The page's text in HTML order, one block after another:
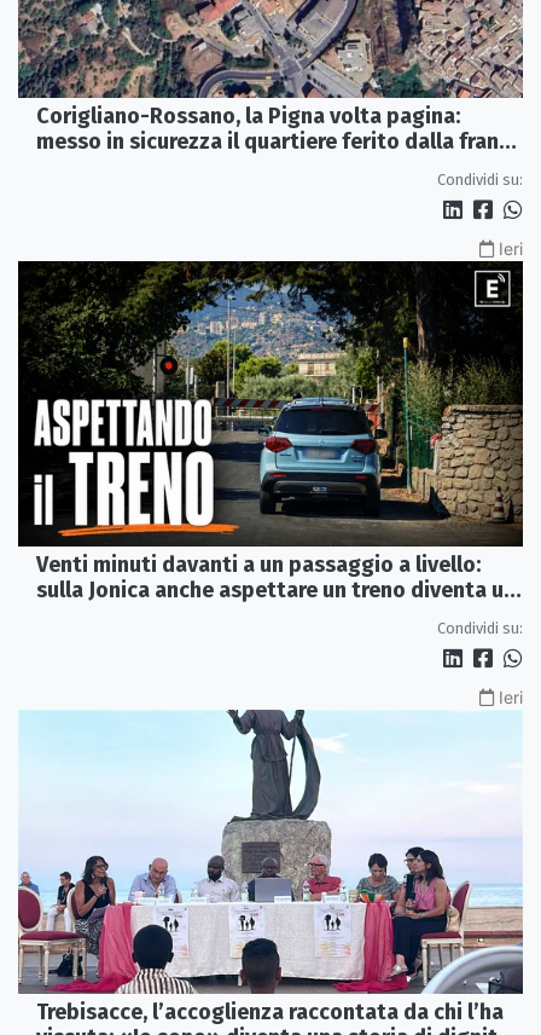
Corigliano-Rossano, la Pigna volta pagina:
messo in sicurezza il quartiere ferito dalla frana
Condividi su:
Ieri
Venti minuti davanti a un passaggio a livello:
sulla Jonica anche aspettare un treno diventa un
Condividi su:
Ieri
Trebisacce, l’accoglienza raccontata da chi l’ha